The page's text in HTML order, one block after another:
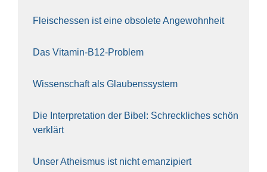
Fleisch­essen ist eine obso­le­te An‍ge‍wohn‍heit
Das Vit­amin-B12-Pro­blem
Wis­sen­schaft als Glau­bens­sys­tem
Die Inter­pre­ta­ti­on der Bibel: Schreck­li­ches schön
ver­klärt
Unser Athe­is­mus ist nicht eman­zi­piert